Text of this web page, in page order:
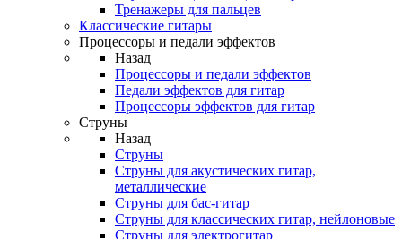
Тренажеры для пальцев
Классические гитары
Процессоры и педали эффектов
Назад
Процессоры и педали эффектов
Педали эффектов для гитар
Процессоры эффектов для гитар
Струны
Назад
Струны
Струны для акустических гитар,
металлические
Струны для бас-гитар
Струны для классических гитар, нейлоновые
Струны для электрогитар